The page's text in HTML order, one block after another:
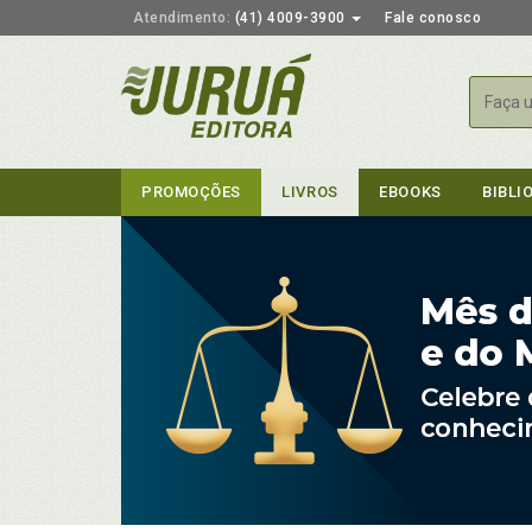
Atendimento: (41) 4009-3900 Fale conosco
PROMOÇÕES LIVROS EBOOKS